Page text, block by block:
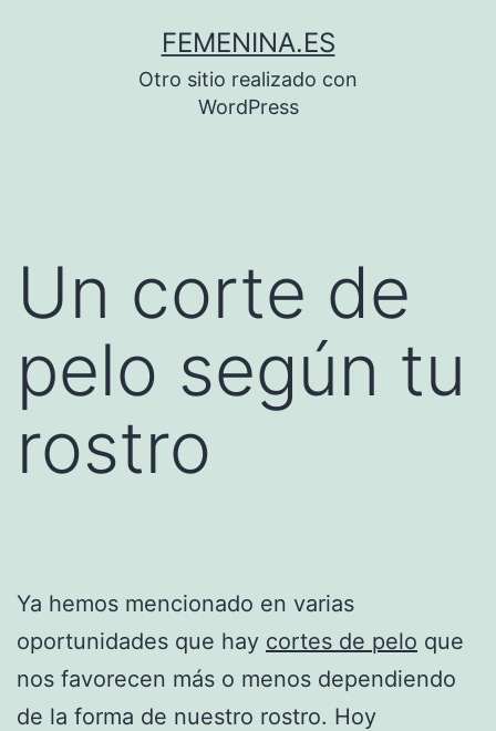
FEMENINA.ES
Otro sitio realizado con
WordPress
Un corte de
pelo según tu
rostro
Ya hemos mencionado en varias
oportunidades que hay cortes de pelo que
nos favorecen más o menos dependiendo
de la forma de nuestro rostro. Hoy